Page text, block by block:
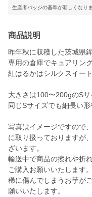
生産者バッジの基準が新しくなりま
商品説明
昨年秋に収穫した茨城県
専用の倉庫でキュアリン
紅はるかはシルクスイー
大きさは100〜200gのSサ
同じSサイズでも細長い
写真はイメージですので
に取り扱っておりますが
ざいます。
輸送中で商品の擦れや折
ご購入お願いいたします。
稀に傷んでしまうお芋が
願いいたします。